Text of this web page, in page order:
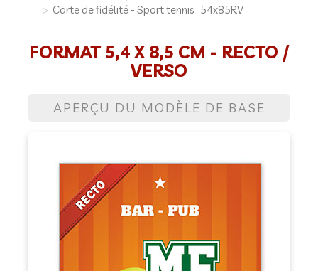
Carte de fidélité - Sport tennis : 54x85RV
FORMAT 5,4 X 8,5 CM - RECTO /
VERSO
APERÇU DU MODÈLE DE BASE